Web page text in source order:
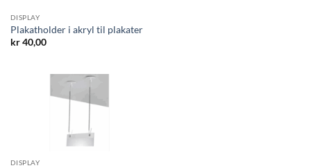
DISPLAY
Plakatholder i akryl til plakater
kr40,00
DISPLAY